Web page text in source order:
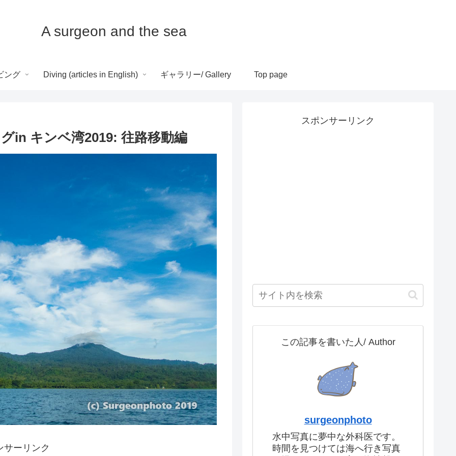
A surgeon and the sea
ング Diving (articles in English) ギャラリー/ Gallery Top page
in キンベ湾2019: 往路移動編
サーリンク
スポンサーリンク
この記事を書いた人/ Author
surgeonphoto
水中写真に夢中な外科医です。
時間を見つけては海へ行き写真